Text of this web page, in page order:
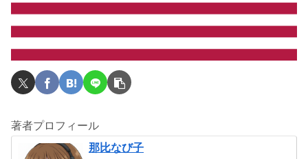
著者プロフィール
那比なび子